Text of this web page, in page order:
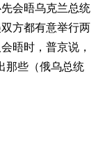
会晤乌克兰总统
方都有意举行两
晤时，普京说，
那些（俄乌总统